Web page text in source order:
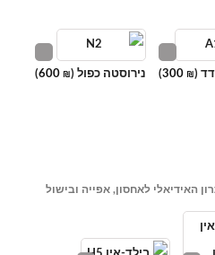
(
300 ₪
) נירוסטה כפול ( 600 ₪
)
האידיאלי לאחסון, אפייה ובישול